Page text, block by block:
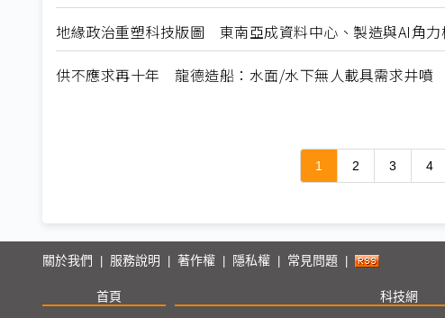
地緣政治重塑科技版圖 東南亞成資料中心、製造與AI角力
供不應求再十年 龍德造船：水面/水下無人載具需求井噴
1 2 3 4
關於我們 | 服務說明 | 著作權 | 隱私權 | 常見問題 |
首頁 科技網